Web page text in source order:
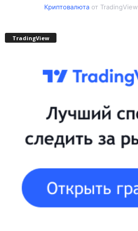
Криптовалютаот TradingView
TradingView